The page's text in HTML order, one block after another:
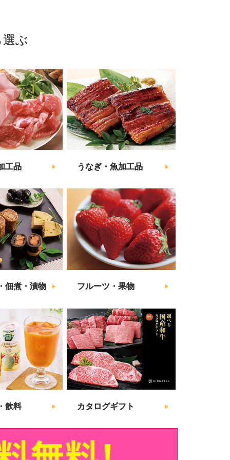
ぶ
工品 うなぎ・魚加工品
佃煮・漬物 フルーツ・果物
飲料 カタログギフト